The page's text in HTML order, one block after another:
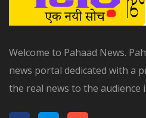
Welcome to Pahaad News.
news portal dedicated with a
the real news to the audience